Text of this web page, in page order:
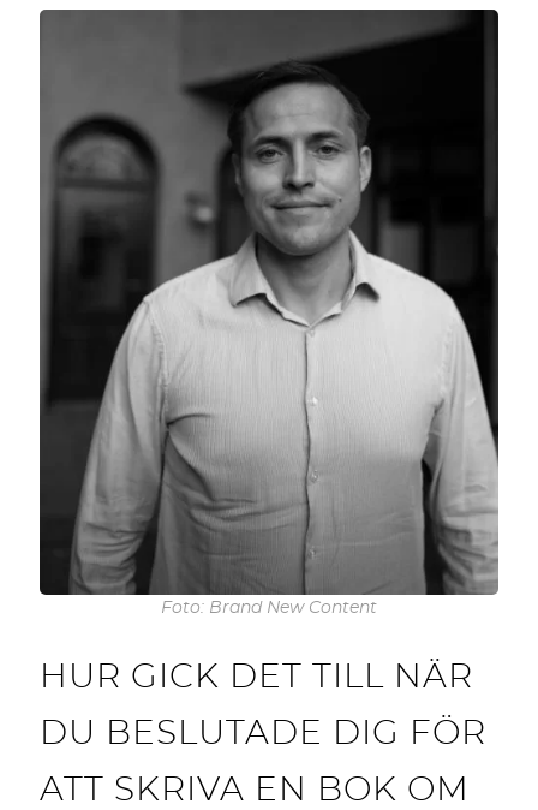
Foto: Brand New Content
HUR GICK DET TILL NÄR
DU BESLUTADE DIG FÖR
ATT SKRIVA EN BOK OM